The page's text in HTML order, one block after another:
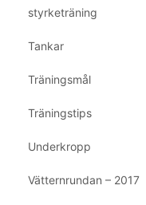
styrketräning
Tankar
Träningsmål
Träningstips
Underkropp
Vätternrundan – 2017